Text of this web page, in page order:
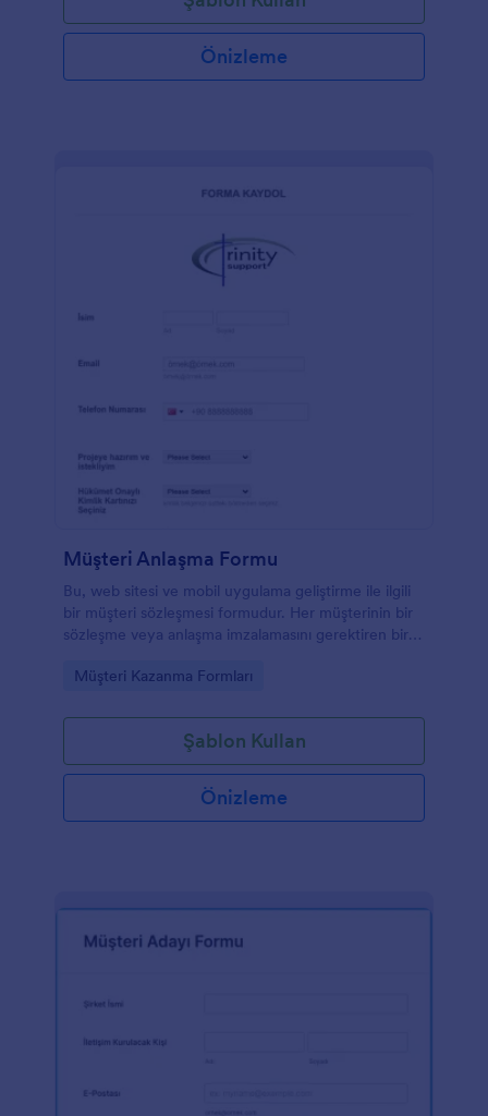
widgetını kullanır. Bu araç, kişinin gerektiğinde daha
fazla benzer alan eklemesine olanak tanır. İmza
aracını sayesinde işletmenin temsilcisi şartlar ve
Oluşturucusunu kullanabilirsiniz.
Önizleme
Müşteri Anlaşma Formu
Bu, web sitesi ve mobil uygulama geliştirme ile ilgili
bir müşteri sözleşmesi formudur. Her müşterinin bir
sözleşme veya anlaşma imzalamasını gerektiren bir
ihtiyaçlarınızı karşılar. Müşterileriniz için kişisel
bilgileri doldurmaları ve sunulan yasal koşulları kabul
etmeleri için bu müşteri sözleşmesi şablonunu
kullanabilirsiniz.
Go to Category:
Müşteri Kazanma Formları
Şablon Kullan
Önizleme